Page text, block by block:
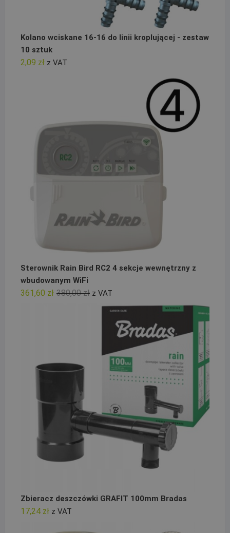
Kolano wciskane 16-16 do linii kroplującej - zestaw
10 sztuk
2,09 zł z VAT
Sterownik Rain Bird RC2 4 sekcje wewnętrzny z
wbudowanym WiFi
380,00zł Pierwotna
cena
380,00 zł.
361,60 zł
Aktualna
cena
361,60 zł.
z VAT
Zbieracz deszczówki GRAFIT 100mm Bradas
17,24 zł z VAT